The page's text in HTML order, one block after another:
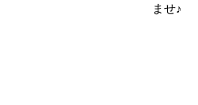
ませ♪